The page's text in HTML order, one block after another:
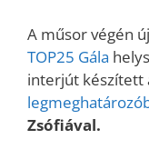
A műsor végén
TOP25 Gála
interjút készített
Zsófiával.